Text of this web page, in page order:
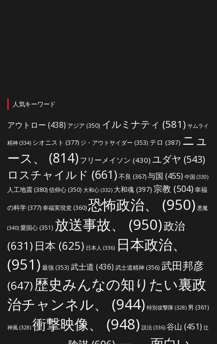
人気キーワード
アウトロー (438) アジア (350) イルミナティ (581) サムライ
精神 (334) シオニスト (377) ジ・アウトサイダー (353) テロ (387) ニュ
ース、
(814) フリーメイソン (430) ユダヤ (543)
ロスチャイルド (661) 不良 (367)与国 (455) 中国 (330)
人工地震(380)信仰心 (350) 大和心 (332) 大和魂 (397) 宗教 (504)幸福
の科学(377)幸福実現党 (360)恐怖政治、 (950) 悪魔
(340) 愛国心 (351) 放送事故、 (950)政治
(631) 日本 (625) 日本人 (336) 日本政治、
(951) 最強 (353) 武士道 (436) 武士道精神 (356) 武田邦彦
(647)歴史みんなの知りたい裏政
治チャンネル、
(944) 特別攻撃隊 (328) 男 (361)
神風 (328) 衝撃映像、 (948) 説法 (336) 谷山 (451) 辻